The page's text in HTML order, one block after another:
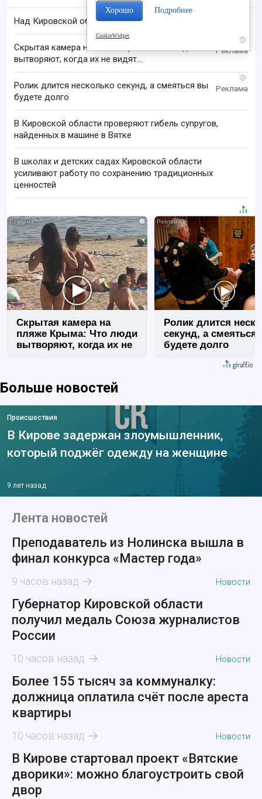
Над Кировской областью сбили БПЛА
i
Скрытая камера на пляже Крыма: Что люди
вытворяют, когда их не видят...
i
Ролик длится несколько секунд, а смеяться вы
будете долго
В Кировской области проверяют гибель супругов,
найденных в машине в Вятке
В школах и детских садах Кировской области
усиливают работу по сохранению традиционных
ценностей
i
Скрытая камера на
пляже Крыма: Что люди
вытворяют, когда их не
Ролик длится
секунд, а смеяться
будете долго
Больше новостей
Происшествия
В Кирове задержан злоумышленник,
который поджёг одежду на женщине
9 лет назад
Лента новостей
Преподаватель из Нолинска вышла в
финал конкурса «Мастер года»
9 часов назад Новости
Губернатор Кировской области
получил медаль Союза журналистов
России
10 часов назад Новости
Более 155 тысяч за коммуналку:
должница оплатила счёт после ареста
квартиры
10 часов назад Новости
В Кирове стартовал проект «Вятские
дворики»: можно благоустроить свой
двор
Хорошо Подробнее
CookieWidget